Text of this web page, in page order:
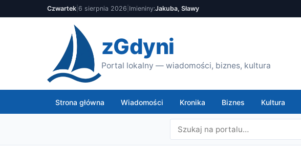
Czwartek 6 sierpnia 2026 Imieniny:Jakuba, Sławy
zGdyni
Portal lokalny — wiadomości, biznes, kultura
Strona główna Wiadomości Kronika Biznes Kultura